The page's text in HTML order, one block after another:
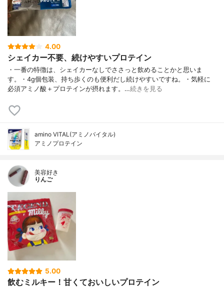
4.00
シェイカー不要、続けやすいプロテイン
・一番の特徴は、シェイカーなしでささっと飲めることかと思いま
す。・4g個包装、持ち歩くのも便利だし続けやすいですね。・気軽に
必須アミノ酸＋プロテインが摂れます。…続きを見る
amino VITAL(アミノバイタル)
アミノプロテイン
美容好き
りんご
5.00
飲むミルキー！甘くておいしいプロテイン